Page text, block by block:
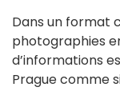
Dans un format
photographies
d’informations
Prague comme